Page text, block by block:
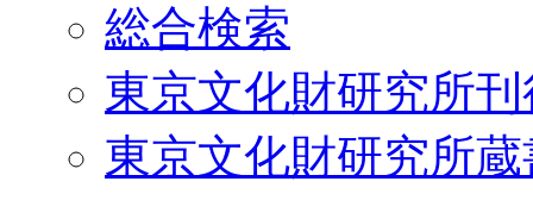
総合検索
東京文化財研究所
東京文化財研究所